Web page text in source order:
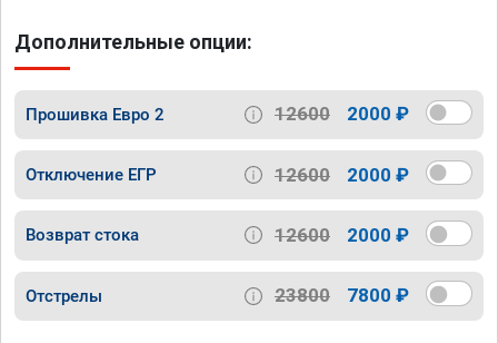
Дополнительные опции:
Прошивка Евро 2 12600 2000 ₽
Отключение ЕГР 12600 2000 ₽
Возврат стока 12600 2000 ₽
Отстрелы 23800 7800 ₽